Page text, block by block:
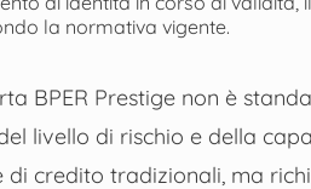
la normativa vigente.
BPER Prestige non è
livello di rischio e della
credito tradizionali, ma